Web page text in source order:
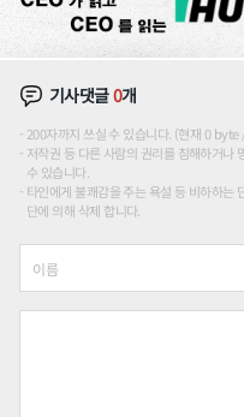
기사댓글0개
200자까지 쓰실 수 있습니다. (현재 0
저작권 등 다른 사람의 권리를 침해하거나
수 있습니다.
타인에게 불쾌감을 주는 욕설 등 비하하는
단에 의해 삭제 합니다.